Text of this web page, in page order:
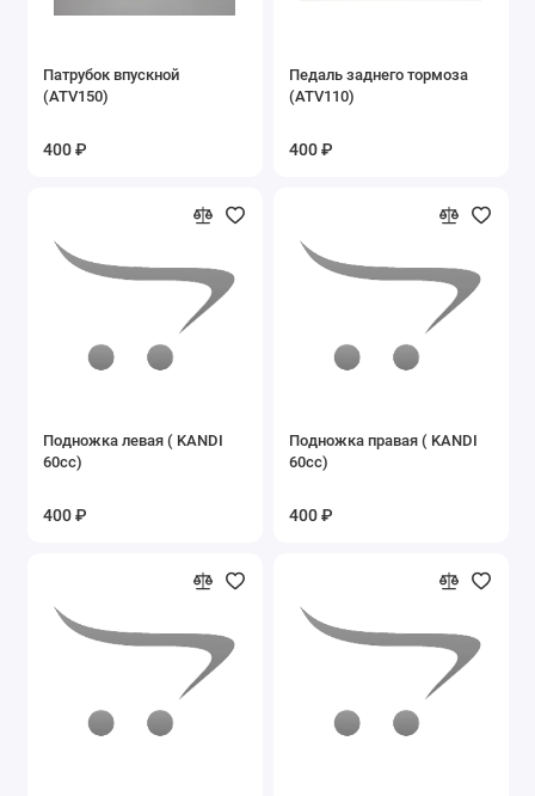
Запасные части на беговелы
Запасные части на бензовелосипеды
Запасные части на велосипеды
Запасные части на двигатель 2V49FMM
Запасные части на квадроциклы
Запасные части на миниквадроцикл
KXD701A,708А,008А
Запасные части на мотоцикл YX250GY-C5C
Запасные части на мотоциклы Lifan
Запасные части на Пегас
Патрубок впускной
(ATV150)
400 ₽
Педаль заднего тормоза
(ATV110)
400 ₽
Подножка левая ( KANDI
60cc)
400 ₽
Подножка правая ( KANDI
60cc)
400 ₽